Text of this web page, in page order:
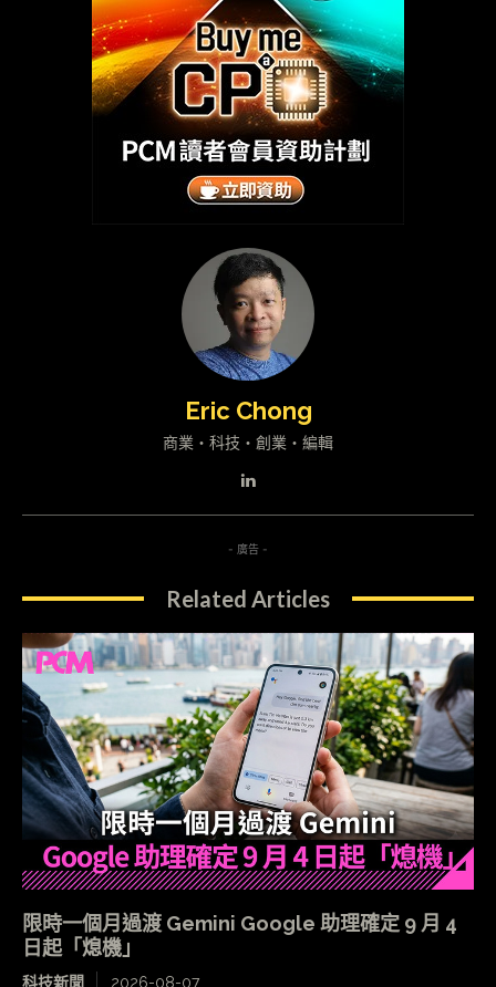
Eric Chong
商業・科技・創業・編輯
- 廣告 -
Related Articles
限時一個月過渡 Gemini Google 助理確定 9 月 4
日起「熄機」
科技新聞 2026-08-07